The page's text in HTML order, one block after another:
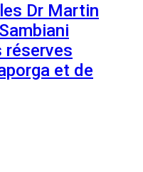
Dr Martin
réserves
et de